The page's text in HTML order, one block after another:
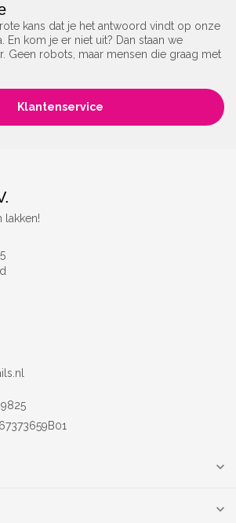
kans dat je het antwoord vindt op onze
En kom je er niet uit? Dan staan we
Geen robots, maar mensen die graag met
Klantenservice
lakken!